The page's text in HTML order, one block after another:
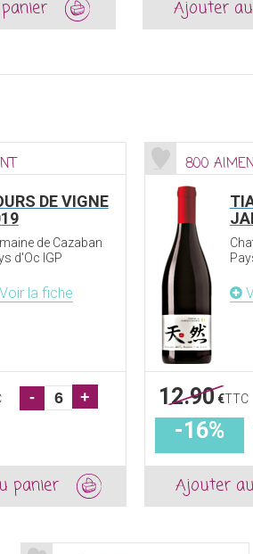
Ajouter
DE VIGNE
de Cazaban
d'Oc IGP
la fiche
- +
panier
800
12.90 €TTC
-16%
Ajouter